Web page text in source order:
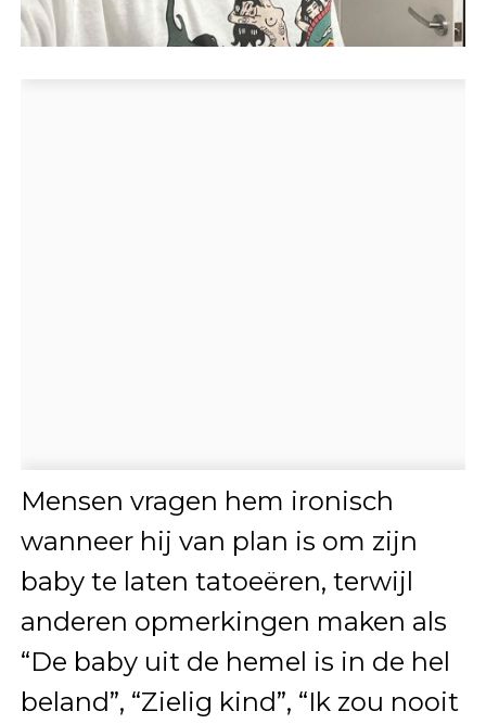
Mensen vragen hem ironisch
wanneer hij van plan is om zijn
baby te laten tatoeëren, terwijl
anderen opmerkingen maken als
“De baby uit de hemel is in de hel
beland”, “Zielig kind”, “Ik zou nooit